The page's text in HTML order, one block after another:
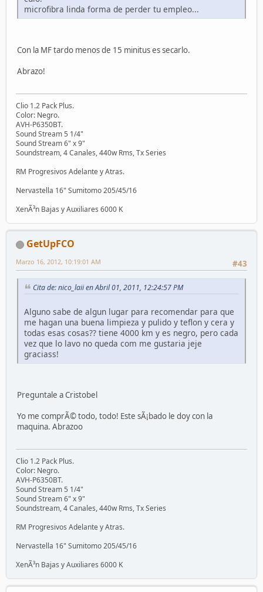
microfibra linda forma de perder tu empleo...
Con la MF tardo menos de 15 minitus es secarlo.
Abrazo!
Clio 1.2 Pack Plus.
Color: Negro.
AVH-P6350BT.
Sound Stream 5 1/4"
Sound Stream 6" x 9"
Soundstream, 4 Canales, 440w Rms, Tx Series
RM Progresivos Adelante y Atras.
Nervastella 16" Sumitomo 205/45/16
XenÃ³n Bajas y Auxiliares 6000 K
GetUpFCO
#43
Marzo 16, 2012, 10:19:01 AM
Cita de: nico_laii en Abril 01, 2011, 12:24:57 PM
Alguno sabe de algun lugar para recomendar para que
me hagan una buena limpieza y pulido y teflon y cera y
todas esas cosas?? tiene 4000 km y es negro, pero cada
vez que lo lavo no queda com me gustaria jeje
graciass!
Preguntale a Cristobel
Yo me comprÃ© todo, todo! Este sÃ¡bado le doy con la
maquina. Abrazoo
Clio 1.2 Pack Plus.
Color: Negro.
AVH-P6350BT.
Sound Stream 5 1/4"
Sound Stream 6" x 9"
Soundstream, 4 Canales, 440w Rms, Tx Series
RM Progresivos Adelante y Atras.
Nervastella 16" Sumitomo 205/45/16
XenÃ³n Bajas y Auxiliares 6000 K